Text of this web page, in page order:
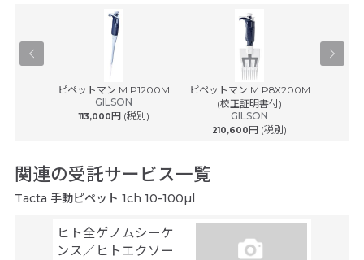
ピペットマン M P1200M
GILSON
113,000円 (税別)
ピペットマン M P8X200M
(校正証明書付)
GILSON
210,600円 (税別)
関連の受託サービス一覧
Tacta 手動ピペット 1ch 10-100µl
ヒト全ゲノムシーケ
ンス／ヒトエクソー